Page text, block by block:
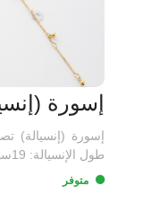
إسورة
إسورة
طول الإنسيالة: 19سم
متوفر